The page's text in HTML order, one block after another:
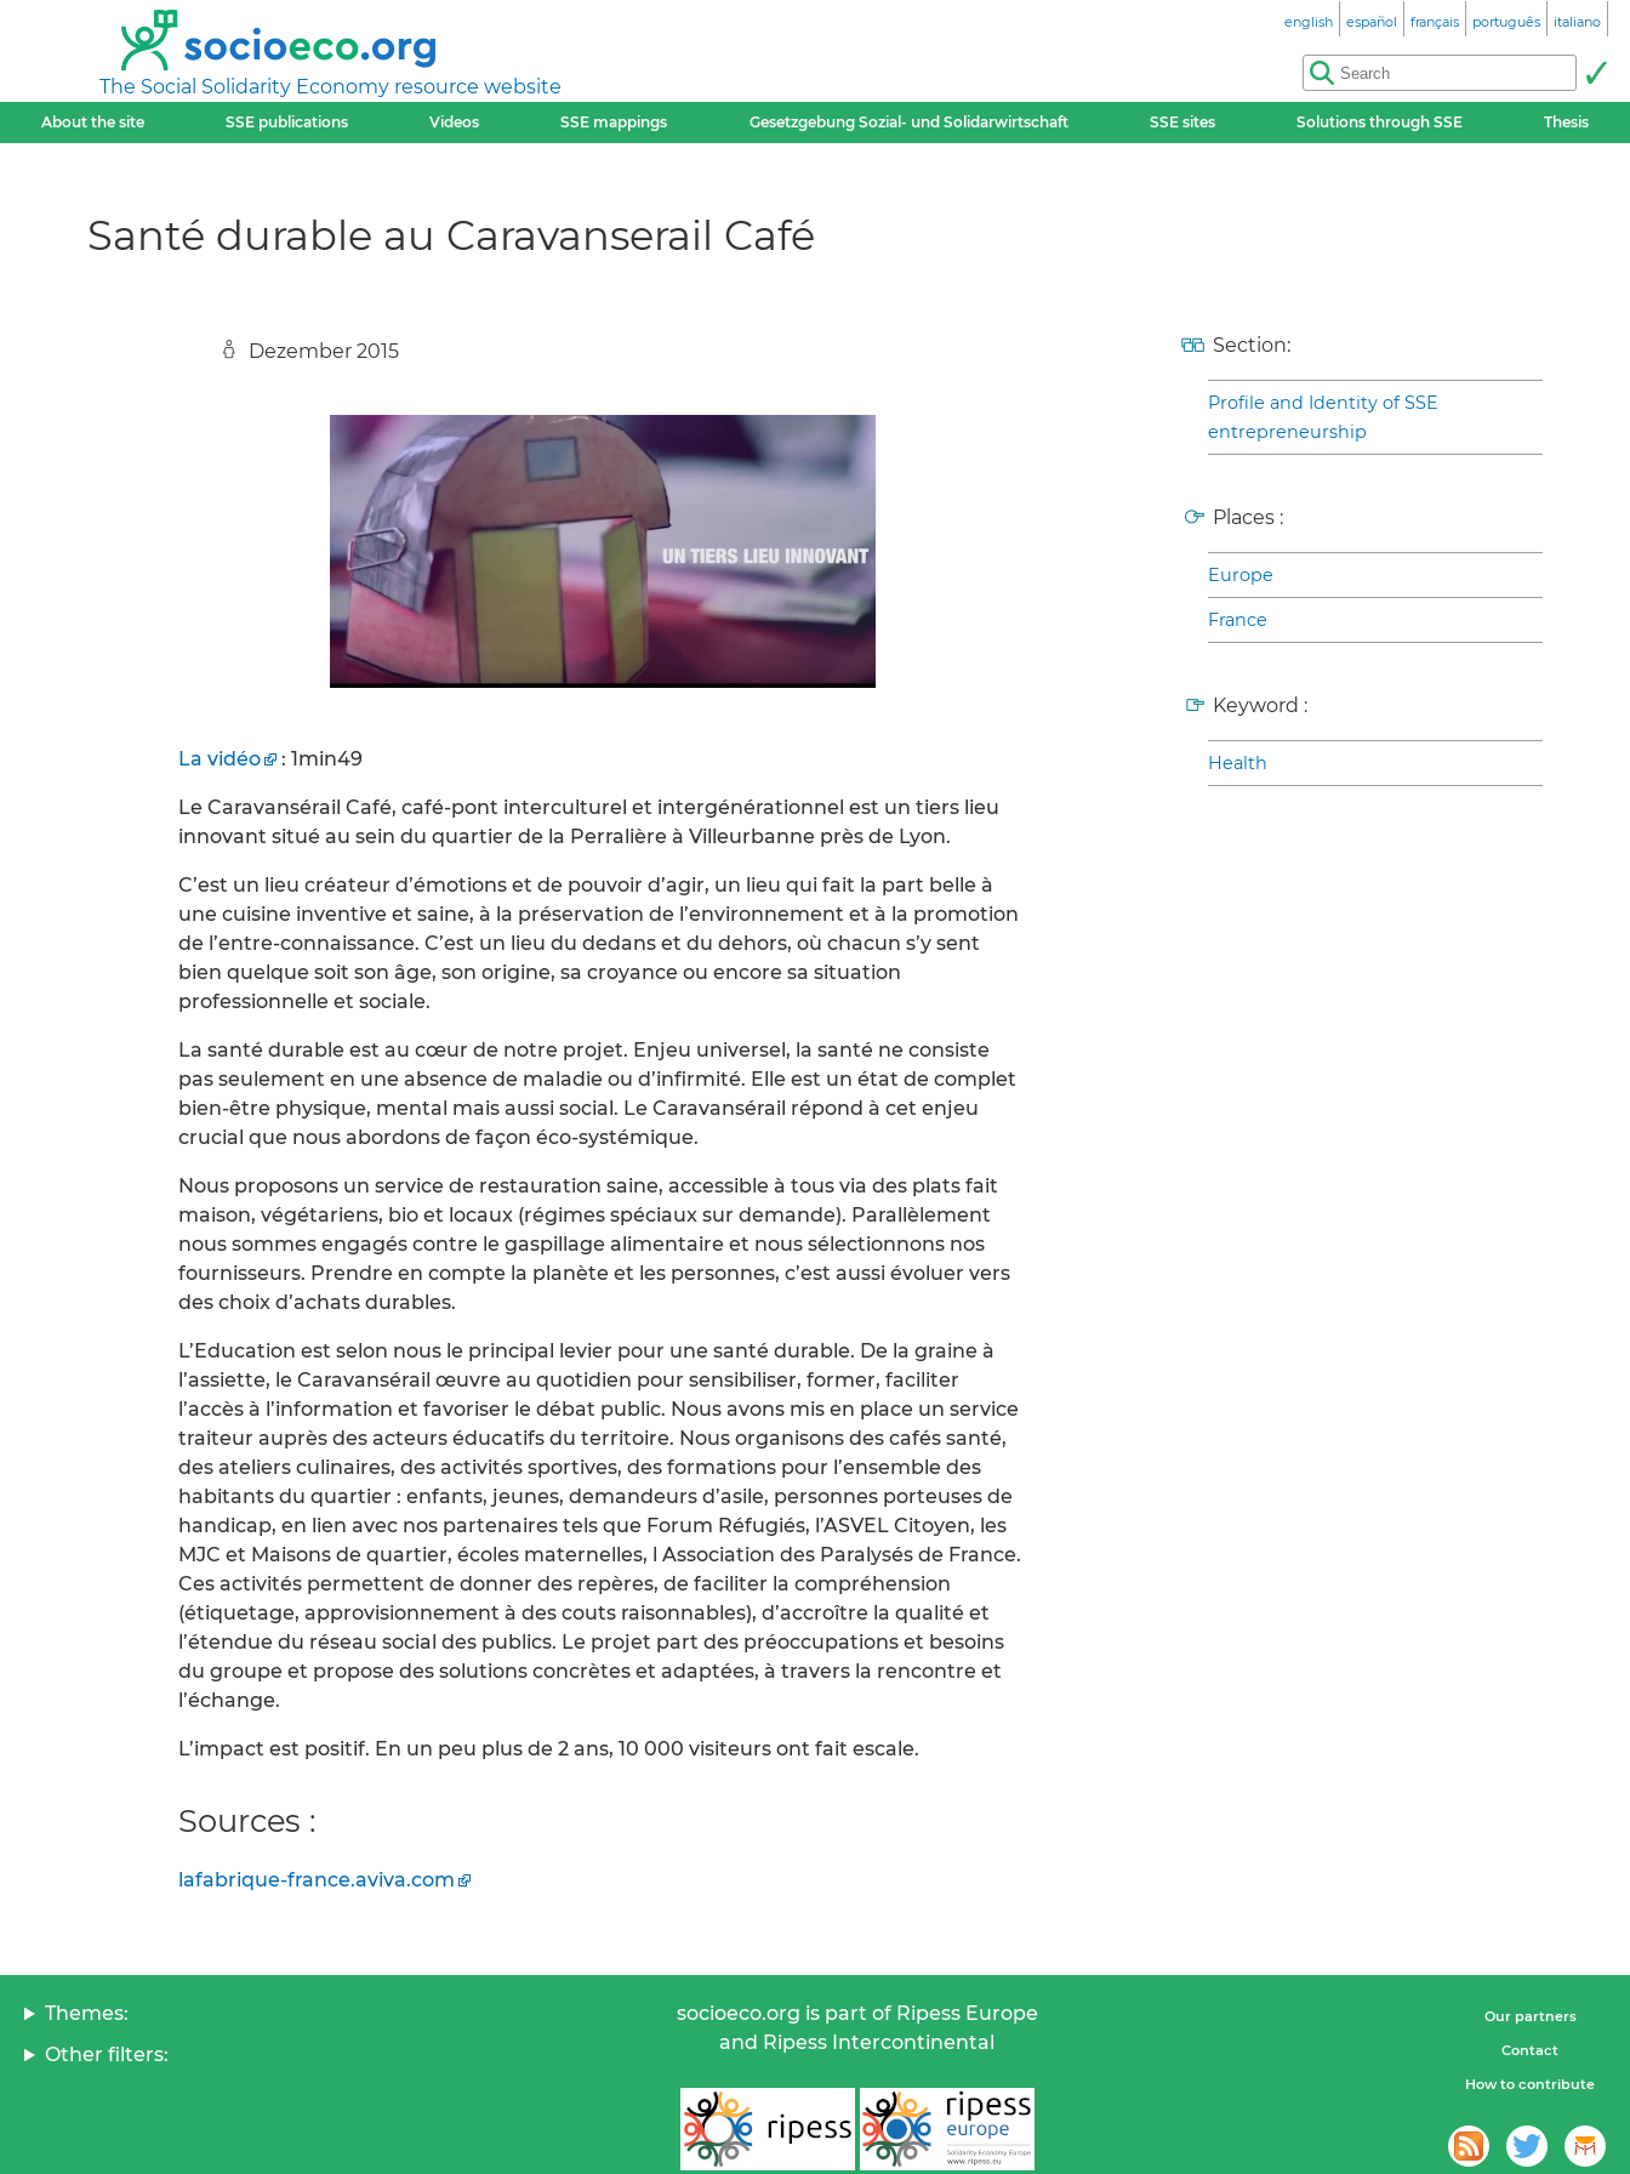
The Social Solidarity Economy resource website
english español français português italiano
About the site SSE publications Videos SSE mappings Gesetzgebung Sozial- und Solidarwirtschaft SSE sites Solutions through SSE Thesis
Santé durable au Caravanserail Café
Dezember 2015
La vidéo : 1min49
Le Caravansérail Café, café-pont interculturel et intergénérationnel est un tiers lieu
innovant situé au sein du quartier de la Perralière à Villeurbanne près de Lyon.
C’est un lieu créateur d’émotions et de pouvoir d’agir, un lieu qui fait la part belle à
une cuisine inventive et saine, à la préservation de l’environnement et à la promotion
de l’entre-connaissance. C’est un lieu du dedans et du dehors, où chacun s’y sent
bien quelque soit son âge, son origine, sa croyance ou encore sa situation
professionnelle et sociale.
La santé durable est au cœur de notre projet. Enjeu universel, la santé ne consiste
pas seulement en une absence de maladie ou d’infirmité. Elle est un état de complet
bien-être physique, mental mais aussi social. Le Caravansérail répond à cet enjeu
crucial que nous abordons de façon éco-systémique.
Nous proposons un service de restauration saine, accessible à tous via des plats fait
maison, végétariens, bio et locaux (régimes spéciaux sur demande). Parallèlement
nous sommes engagés contre le gaspillage alimentaire et nous sélectionnons nos
fournisseurs. Prendre en compte la planète et les personnes, c’est aussi évoluer vers
des choix d’achats durables.
L’Education est selon nous le principal levier pour une santé durable. De la graine à
l’assiette, le Caravansérail œuvre au quotidien pour sensibiliser, former, faciliter
l’accès à l’information et favoriser le débat public. Nous avons mis en place un service
traiteur auprès des acteurs éducatifs du territoire. Nous organisons des cafés santé,
des ateliers culinaires, des activités sportives, des formations pour l’ensemble des
habitants du quartier : enfants, jeunes, demandeurs d’asile, personnes porteuses de
handicap, en lien avec nos partenaires tels que Forum Réfugiés, l’ASVEL Citoyen, les
MJC et Maisons de quartier, écoles maternelles, l Association des Paralysés de France.
Ces activités permettent de donner des repères, de faciliter la compréhension
(étiquetage, approvisionnement à des couts raisonnables), d’accroître la qualité et
l’étendue du réseau social des publics. Le projet part des préoccupations et besoins
du groupe et propose des solutions concrètes et adaptées, à travers la rencontre et
l’échange.
L’impact est positif. En un peu plus de 2 ans, 10 000 visiteurs ont fait escale.
Sources :
lafabrique-france.aviva.com
Section:
Profile and Identity of SSE
entrepreneurship
Places :
Europe
France
Keyword :
Health
Themes:
Other filters:
socioeco.org is part of Ripess Europe
and Ripess Intercontinental
Our partners
Contact
How to contribute